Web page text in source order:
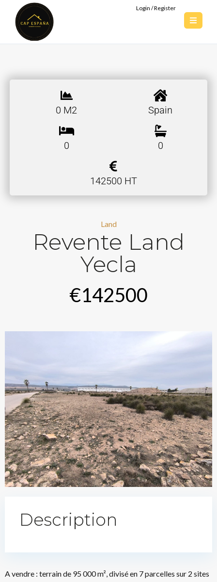
Login / Register
0 M2 Spain
0 0
142500 HT
Land
Revente Land
Yecla
€142500
Description
A vendre : terrain de 95 000 m², divisé en 7 parcelles sur 2 sites